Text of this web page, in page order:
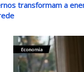
transformam a